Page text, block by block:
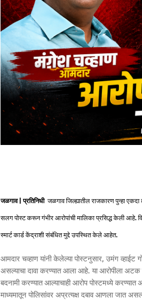
जळगाव | प्रतिनिधीजळगाव जिल्ह्यातील राजकारण पुन्हा
सलग पोस्ट करून गंभीर आरोपांची मालिका प्रसिद्ध केली आहे.
स्मार्ट कार्ड केंद्राशी संबंधित मुद्दे उपस्थित केले आहेत.
आमदार चव्हाण यांनी केलेल्या पोस्टनुसार, उमंग व्हाईट
असल्याचा दावा करण्यात आला आहे. या आरोपीला
बदनामी करण्यात आल्याचाही आरोप पोस्टमध्ये
माध्यमातून पोलिसांवर अप्रत्यक्ष दबाव आणला जात